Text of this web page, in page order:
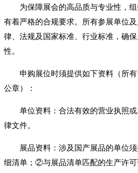
为保障展会的高品质与专业性，
有着严格的合规要求。所有参展单位
律、法规及国家标准、行业标准，确
性。
申购展位时须提供如下资料（所
公章）：
单位资料：合法有效的营业执照
律文件。
展品资料：涉及国产展品的单位
细清单；②与展品清单匹配的生产许